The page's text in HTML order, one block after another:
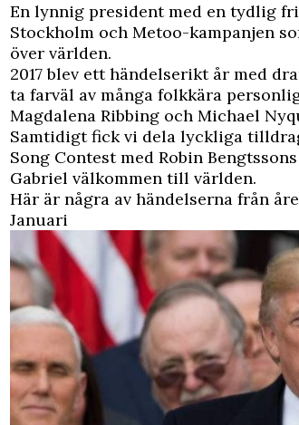
En lynnig president med en tydlig
Stockholm och Metoo-kampanjen
över världen.
2017 blev ett händelserikt år med
ta farväl av många folkkära
Magdalena Ribbing och Michael
Samtidigt fick vi dela lyckliga
Song Contest med Robin
Gabriel välkommen till världen.
Här är några av händelserna från
Januari